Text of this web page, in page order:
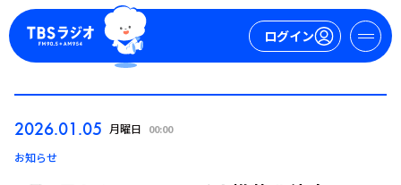
ログイン
2026.01.05 月曜日 00:00
お知らせ